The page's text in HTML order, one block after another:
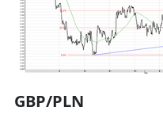
GBP/PLN